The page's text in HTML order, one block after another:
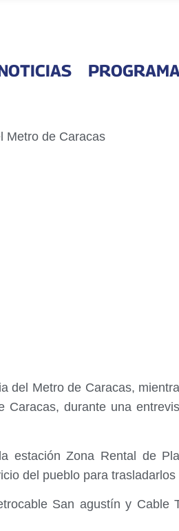
del Metro de Caracas,
Caracas, durante una
estación Zona Rental de
del pueblo para
San agustín y Cable